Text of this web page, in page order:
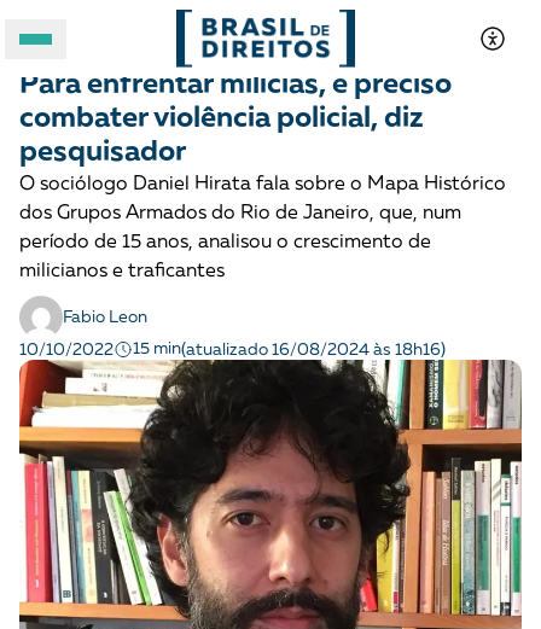
A BRASIL DE DIREITOS
ASSUNTOS
FORMATOS
Apoie a Brasil de Direitos
A [BD] conta as histórias de quem defende
direitos humanos no Brasil. Para continuar,
esse trabalho precisa da sua doação!
DEMOCRACIA E JUSTIÇA
Entrevista
Para enfrentar milícias, é preciso
combater violência policial, diz
pesquisador
O sociólogo Daniel Hirata fala sobre o Mapa Histórico
dos Grupos Armados do Rio de Janeiro, que, num
período de 15 anos, analisou o crescimento de
milicianos e traficantes
Fabio Leon
10/10/2022
15 min(atualizado 16/08/2024 às 18h16)